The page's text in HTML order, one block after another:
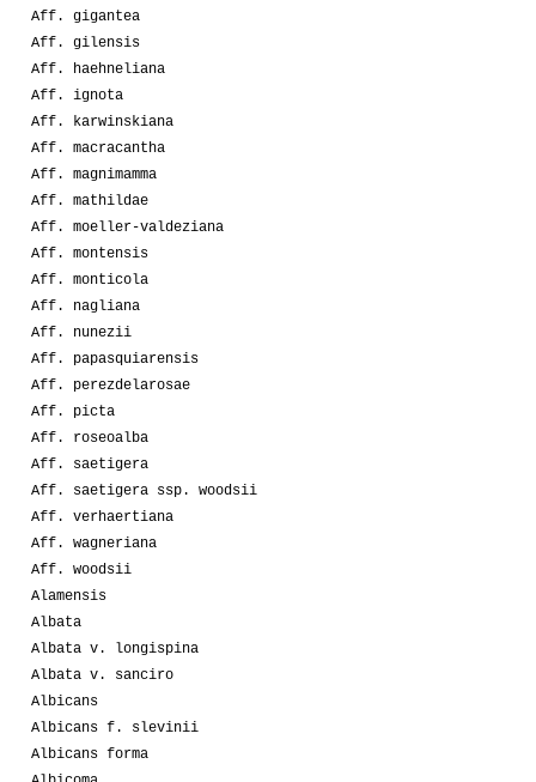
Aff. gigantea
Aff. gilensis
Aff. haehneliana
Aff. ignota
Aff. karwinskiana
Aff. macracantha
Aff. magnimamma
Aff. mathildae
Aff. moeller-valdeziana
Aff. montensis
Aff. monticola
Aff. nagliana
Aff. nunezii
Aff. papasquiarensis
Aff. perezdelarosae
Aff. picta
Aff. roseoalba
Aff. saetigera
Aff. saetigera ssp. woodsii
Aff. verhaertiana
Aff. wagneriana
Aff. woodsii
Alamensis
Albata
Albata v. longispina
Albata v. sanciro
Albicans
Albicans f. slevinii
Albicans forma